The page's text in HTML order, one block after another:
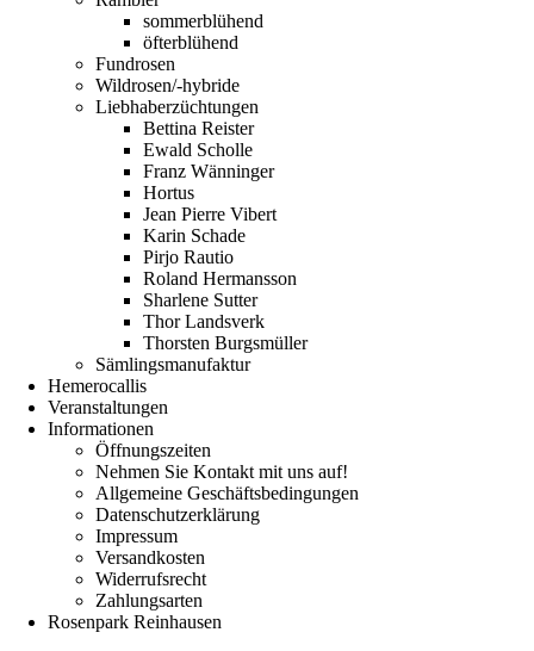
sommerblühend
öfterblühend
Fundrosen
Wildrosen/-hybride
Liebhaberzüchtungen
Bettina Reister
Ewald Scholle
Franz Wänninger
Hortus
Jean Pierre Vibert
Karin Schade
Pirjo Rautio
Roland Hermansson
Sharlene Sutter
Thor Landsverk
Thorsten Burgsmüller
Sämlingsmanufaktur
Hemerocallis
Veranstaltungen
Informationen
Öffnungszeiten
Nehmen Sie Kontakt mit uns auf!
Allgemeine Geschäftsbedingungen
Datenschutzerklärung
Impressum
Versandkosten
Widerrufsrecht
Zahlungsarten
Rosenpark Reinhausen